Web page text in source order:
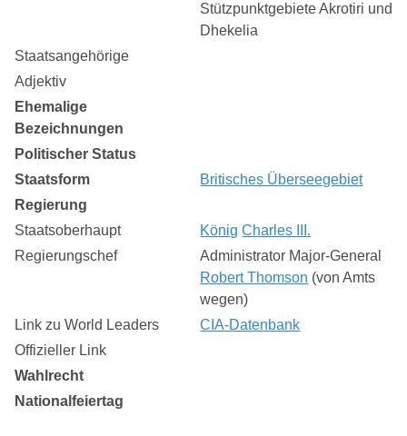
Stützpunktgebiete Akrotiri und
Dhekelia
Staatsangehörige
Adjektiv
Ehemalige
Bezeichnungen
Politischer Status
Staatsform
Britisches Überseegebiet
Regierung
Staatsoberhaupt
König Charles III.
Regierungschef
Administrator Major-General
Robert Thomson (von Amts
wegen)
Link zu World Leaders
CIA-Datenbank
Offizieller Link
Wahlrecht
Nationalfeiertag